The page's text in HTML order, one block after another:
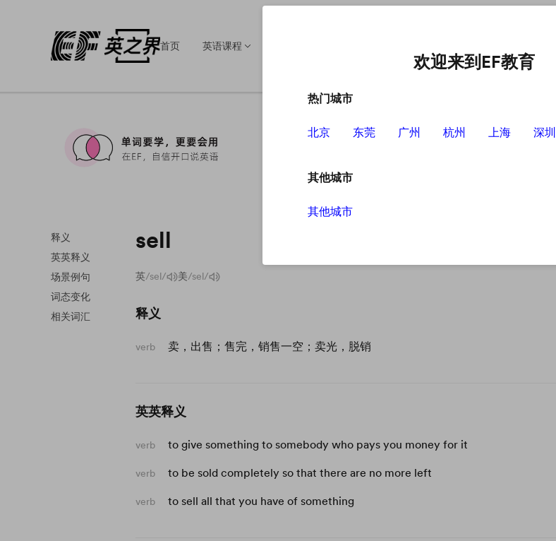
首页 英语课程
释义
英英释义
场景例句
词态变化
相关词汇
sell
英/sel/ 美/sel/
释义
verb 卖，出售；售完，销售一空；卖光，脱销
英英释义
verb to give something to somebody who pays you money for it
verb to be sold completely so that there are no more left
verb to sell all that you have of something
欢迎来到EF教育
热门城市
北京 东莞 广州 杭州 上海 深圳
其他城市
其他城市